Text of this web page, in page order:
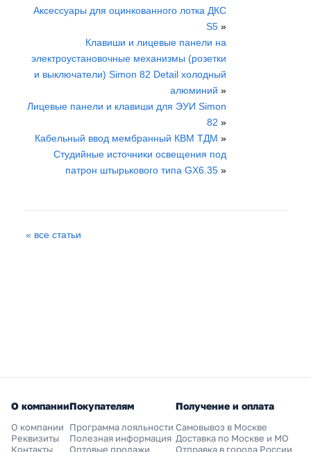
Аксессуары для оцинкованного лотка ДКС
S5»
Клавиши и лицевые панели на
электроустановочные механизмы (розетки
и выключатели) Simon 82 Detail холодный
алюминий »
Лицевые панели и клавиши для ЭУИ Simon
82 »
Кабельный ввод мембранный КВМ ТДМ »
Студийные источники освещения под
патрон штырькового типа GX6.35»
« все статьи
О компании
О компании
Реквизиты
Контакты
Покупателям
Программа лояльности
Полезная информация
Оптовые продажи
Получение и оплата
Самовывоз в Москве
Доставка по Москве и МО
Отправка в города России